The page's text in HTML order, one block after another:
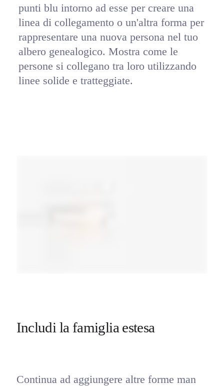
punti blu intorno ad esse per creare una
linea di collegamento o un'altra forma per
rappresentare una nuova persona nel tuo
albero genealogico. Mostra come le
persone si collegano tra loro utilizzando
linee solide e tratteggiate.
Includi la famiglia estesa
Continua ad aggiungere altre forme man